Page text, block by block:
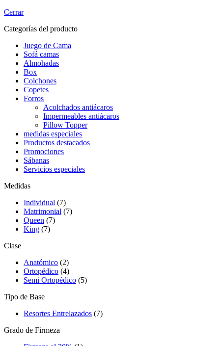
Cerrar
Categorías del producto
Juego de Cama
Sofá camas
Almohadas
Box
Colchones
Copetes
Forros
Acolchados antiácaros
Impermeables antiácaros
Pillow Topper
medidas especiales
Productos destacados
Promociones
Sábanas
Servicios especiales
Medidas
Individual (7)
Matrimonial (7)
Queen (7)
King (7)
Clase
Anatómico (2)
Ortopédico (4)
Semi Ortopédico (5)
Tipo de Base
Resortes Entrelazados (7)
Grado de Firmeza